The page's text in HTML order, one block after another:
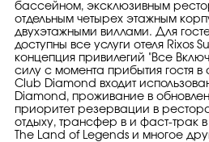
бассейном, эксклюзивным
отдельным четырех этажным
двухэтажными виллами. Для
доступны все услуги отеля Rixos
концепция привилегий "Все
силу с момента прибытия гостя
Club Diamond входит
Diamond, проживание в
приоритет резервации в
отдыху, трансфер в и фаст-трак
The Land of Legends и многое